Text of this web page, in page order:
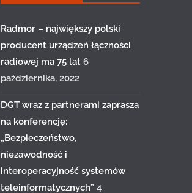
Radmor – największy polski
producent urządzeń łączności
radiowej ma 75 lat 6
października, 2022
DGT wraz z partnerami zaprasza
na konferencję:
„Bezpieczeństwo,
niezawodność i
interoperacyjność systemów
teleinformatycznych” 4